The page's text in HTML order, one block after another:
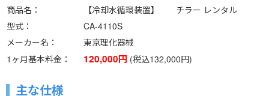
商品名
【冷却水循環装置】 チラー レンタル
型式
CA-4110S
メーカー名
東京理化器械
1ヶ月基本料金
120,000円 (税込132,000円)
主な仕様